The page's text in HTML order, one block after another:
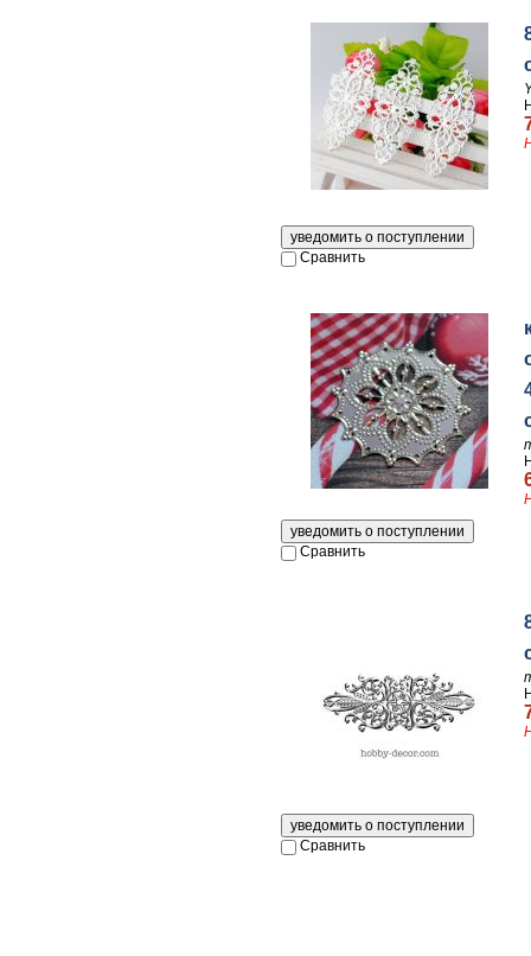
Сравнить
Сравнить
Сравнить